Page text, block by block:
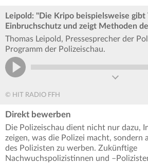
Leipold: "Die Kripo beispielsweise gibt
Einbruchschutz und zeigt Methoden
Thomas Leipold, Pressesprecher der
Programm der Polizeischau.
© HIT RADIO FFH
Direkt bewerben
Die Polizeischau dient nicht nur dazu,
zeigen, was die Polizei macht, sondern
des Polizisten zu werben. Zukünftige
Nachwuchspolizistinnen und